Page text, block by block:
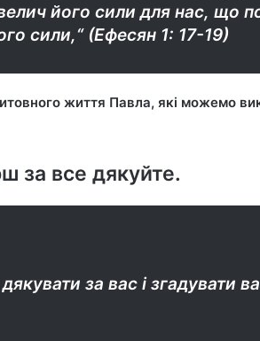
його сили для нас, що
сили,“ (Ефесян 1: 17-19)
життя Павла, які можемо
за все дякуйте.
за вас і згадувати